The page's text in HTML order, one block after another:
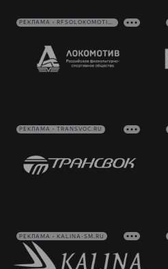
РЕКЛАМА • RFSOLOKOMOTIV.RU
РЕКЛАМА • TRANSVOC.RU
РЕКЛАМА • KALINA-SM.RU